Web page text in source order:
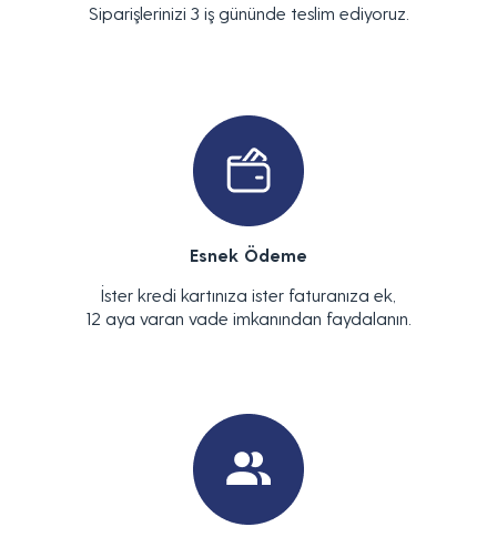
Siparişlerinizi 3 iş gününde teslim ediyoruz.
Esnek Ödeme
İster kredi kartınıza ister faturanıza ek,
12 aya varan vade imkanından faydalanın.